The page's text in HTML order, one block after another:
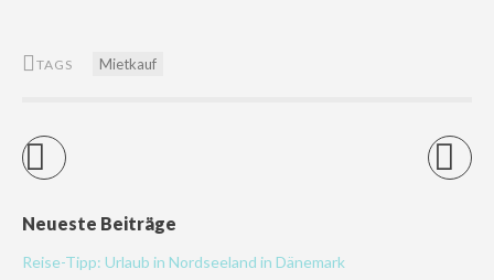
TAGS Mietkauf
Neueste Beiträge
Reise-Tipp: Urlaub in Nordseeland in Dänemark